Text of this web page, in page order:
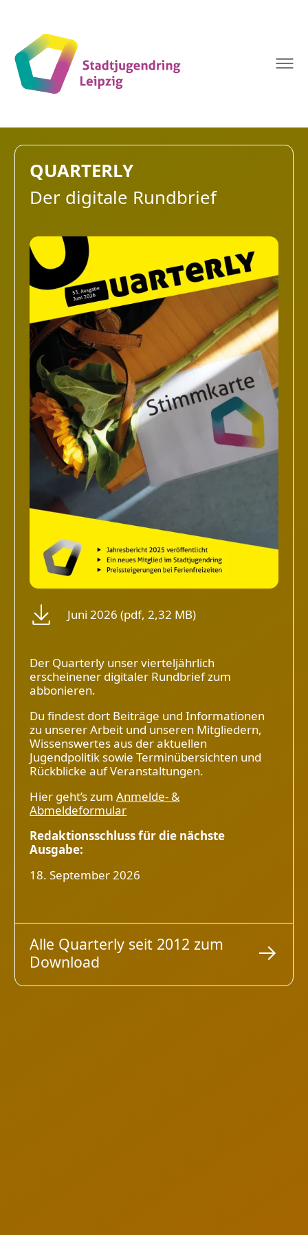
Leipzig
QUARTERLY
Der digitale Rundbrief
Juni 2026 (pdf, 2,32 MB)
Der Quarterly unser vierteljährlich
erscheinener digitaler Rundbrief zum
abbonieren.
Du findest dort Beiträge und Informationen
zu unserer Arbeit und unseren Mitgliedern,
Wissenswertes aus der aktuellen
Jugendpolitik sowie Terminübersichten und
Rückblicke auf Veranstaltungen.
Hier geht’s zumAnmelde- &
Abmeldeformular
Redaktionsschluss für die nächste
Ausgabe:
18. September 2026
Alle Quarterly seit 2012 zum
Download